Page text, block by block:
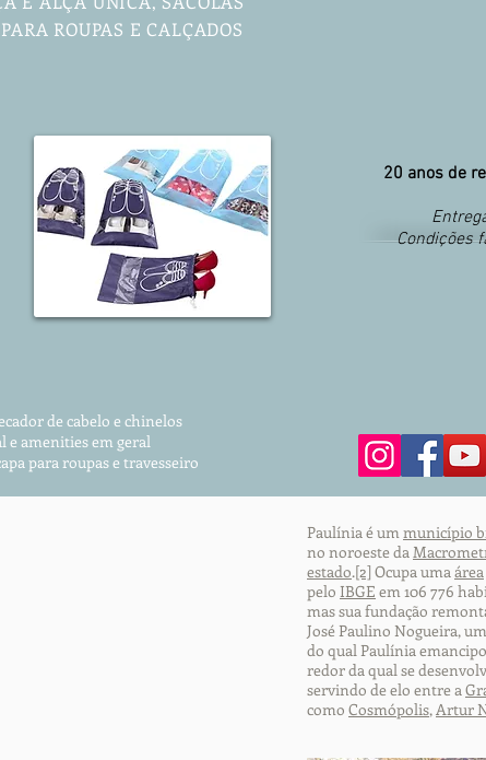
ROUPAS E CALÇADOS
de cabelo e chinelos
e amenities em geral
para roupase travesseiro
20 anos de
Condições
Paulínia é ummunicípio
no noroeste da
estado.[2] Ocupa umaárea
pelo IBGE em 106 776
mas sua fundação
José Paulino Nogueira,
do qual Paulínia
redor da qual se
servindo de elo entre a
como Cosmópolis,Artur